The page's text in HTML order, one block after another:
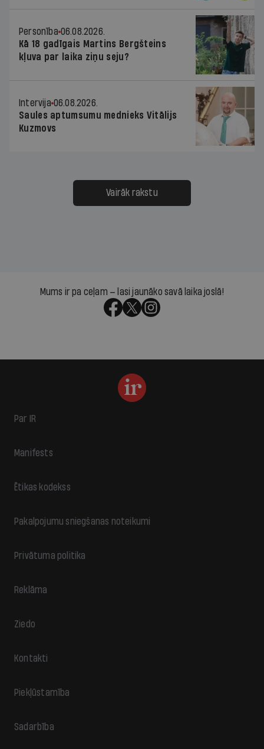
Personība 06.08.2026.
Kā 18 gadīgais Martins Bergšteins
kļuva par laika ziņu seju?
Intervija 06.08.2026.
Saules aptumsumu mednieks Vitālijs
Kuzmovs
Vairāk rakstu
Mums ir pa ceļam — lasi jaunāko savā laika joslā!
Par IR
Manifests
Ētikas kodekss
Pakalpojumu sniegšanas noteikumi
Privātuma politika
Reklāma
Ziedo
Kontakti
Piekļūstamība
Sadarbība